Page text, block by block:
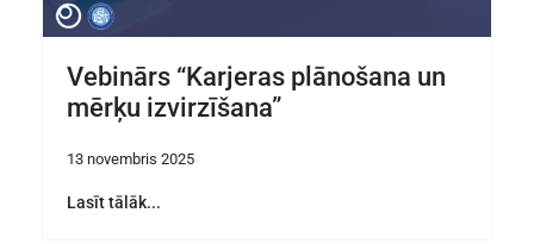
Vebinārs “Karjeras plānošana un
mērķu izvirzīšana”
13 novembris 2025
Lasīt tālāk...